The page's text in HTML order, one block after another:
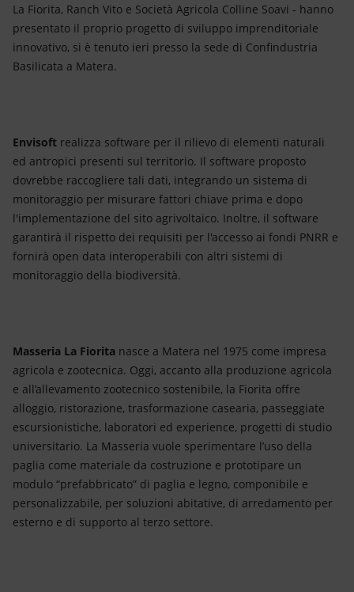
La Fiorita, Ranch Vito e Società Agricola Colline Soavi - hanno
presentato il proprio progetto di sviluppo imprenditoriale
innovativo, si è tenuto ieri presso la sede di Confindustria
Basilicata a Matera.
Envisoft realizza software per il rilievo di elementi naturali
ed antropici presenti sul territorio. Il software proposto
dovrebbe raccogliere tali dati, integrando un sistema di
monitoraggio per misurare fattori chiave prima e dopo
l'implementazione del sito agrivoltaico. Inoltre, il software
garantirà il rispetto dei requisiti per l'accesso ai fondi PNRR e
fornirà open data interoperabili con altri sistemi di
monitoraggio della biodiversità.
Masseria La Fiorita nasce a Matera nel 1975 come impresa
agricola e zootecnica. Oggi, accanto alla produzione agricola
e all’allevamento zootecnico sostenibile, la Fiorita offre
alloggio, ristorazione, trasformazione casearia, passeggiate
escursionistiche, laboratori ed experience, progetti di studio
universitario. La Masseria vuole sperimentare l’uso della
paglia come materiale da costruzione e prototipare un
modulo “prefabbricato” di paglia e legno, componibile e
personalizzabile, per soluzioni abitative, di arredamento per
esterno e di supporto al terzo settore.